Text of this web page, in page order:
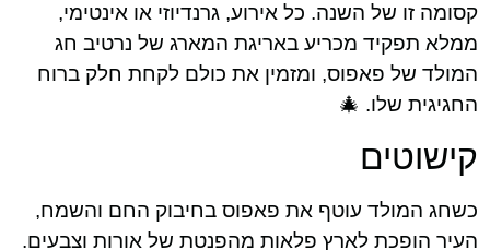
קסומה זו של השנה. כל אירוע, גרנדיוזי או אינטימי,
ממלא תפקיד מכריע באריגת המארג של נרטיב חג
המולד של פאפוס, ומזמין את כולם לקחת חלק ברוח
החגיגית שלו. 🎄
קישוטים
כשחג המולד עוטף את פאפוס בחיבוק החם והשמח,
העיר הופכת לארץ פלאות מהפנטת של אורות וצבעים.